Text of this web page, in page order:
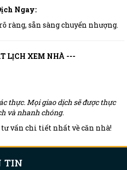
Ngay:
ràng, sẵn sàng chuyển nhượng.
LỊCH XEM NHÀ ---
thực. Mọi giao dịch sẽ được thực
và nhanh chóng.
vấn chi tiết nhất về căn nhà!
TIN